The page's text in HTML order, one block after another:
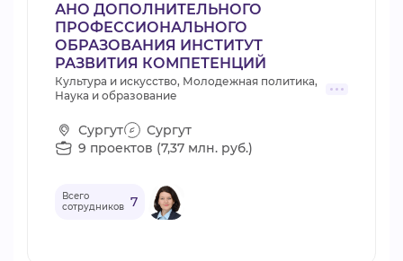
АНО ДОПОЛНИТЕЛЬНОГО
ПРОФЕССИОНАЛЬНОГО
ОБРАЗОВАНИЯ ИНСТИТУТ
РАЗВИТИЯ КОМПЕТЕНЦИЙ
Культура и искусство, Молодежная политика,
Наука и образование
Сургут
Сургут
9 проектов (7,37 млн. руб.)
Всего
сотрудников 7